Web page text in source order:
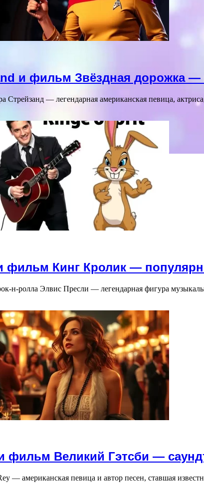
и фильм Звёздная дорожка —
Стрейзанд — легендарная американская певица,
фильм Кинг Кролик —
н-ролла Элвис Пресли — легендарная фигура
фильм Великий Гэтсби —
— американская певица и автор песен, ставшая